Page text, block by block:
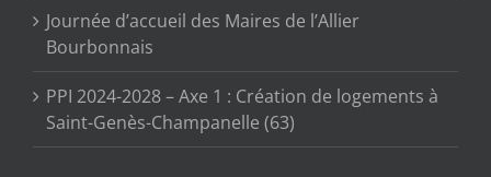
Journée d’accueil des Maires de l’Allier
Bourbonnais
PPI 2024-2028 – Axe 1 : Création de logements à
Saint-Genès-Champanelle (63)